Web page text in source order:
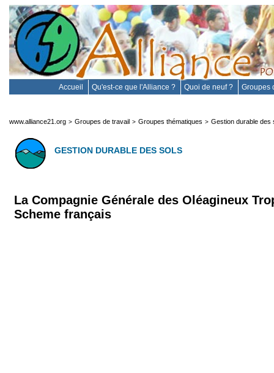
Accueil Qu'est-ce que l'Alliance ? Quoi de neuf ? Groupes
www.alliance21.org > Groupes de travail > Groupes thématiques > Gestion durable des
GESTION DURABLE DES SOLS
La Compagnie Générale des Oléagineux
Scheme français